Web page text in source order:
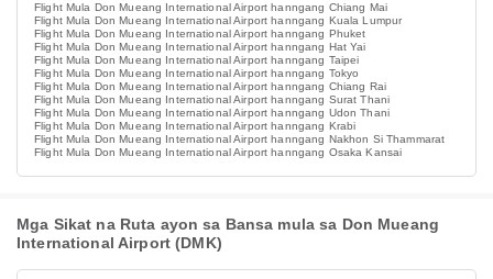
Flight Mula Don Mueang International Airport hanngang Chiang Mai
Flight Mula Don Mueang International Airport hanngang Kuala Lumpur
Flight Mula Don Mueang International Airport hanngang Phuket
Flight Mula Don Mueang International Airport hanngang Hat Yai
Flight Mula Don Mueang International Airport hanngang Taipei
Flight Mula Don Mueang International Airport hanngang Tokyo
Flight Mula Don Mueang International Airport hanngang Chiang Rai
Flight Mula Don Mueang International Airport hanngang Surat Thani
Flight Mula Don Mueang International Airport hanngang Udon Thani
Flight Mula Don Mueang International Airport hanngang Krabi
Flight Mula Don Mueang International Airport hanngang Nakhon Si Thammarat
Flight Mula Don Mueang International Airport hanngang Osaka Kansai
Mga Sikat na Ruta ayon sa Bansa mula sa Don Mueang
International Airport (DMK)